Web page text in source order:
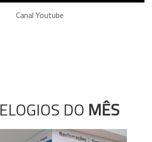
Canal Youtube
ELOGIOS DO MÊS